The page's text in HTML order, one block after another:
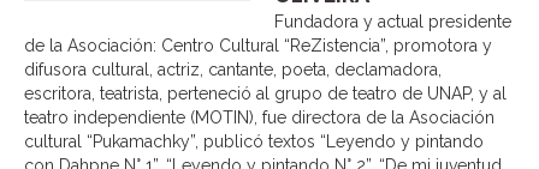
Fundadora y actual presidente
de la Asociación: Centro Cultural “ReZistencia”, promotora y
difusora cultural, actriz, cantante, poeta, declamadora,
escritora, teatrista, perteneció al grupo de teatro de UNAP, y al
teatro independiente (MOTIN), fue directora de la Asociación
cultural “Pukamachky”, publicó textos “Leyendo y pintando